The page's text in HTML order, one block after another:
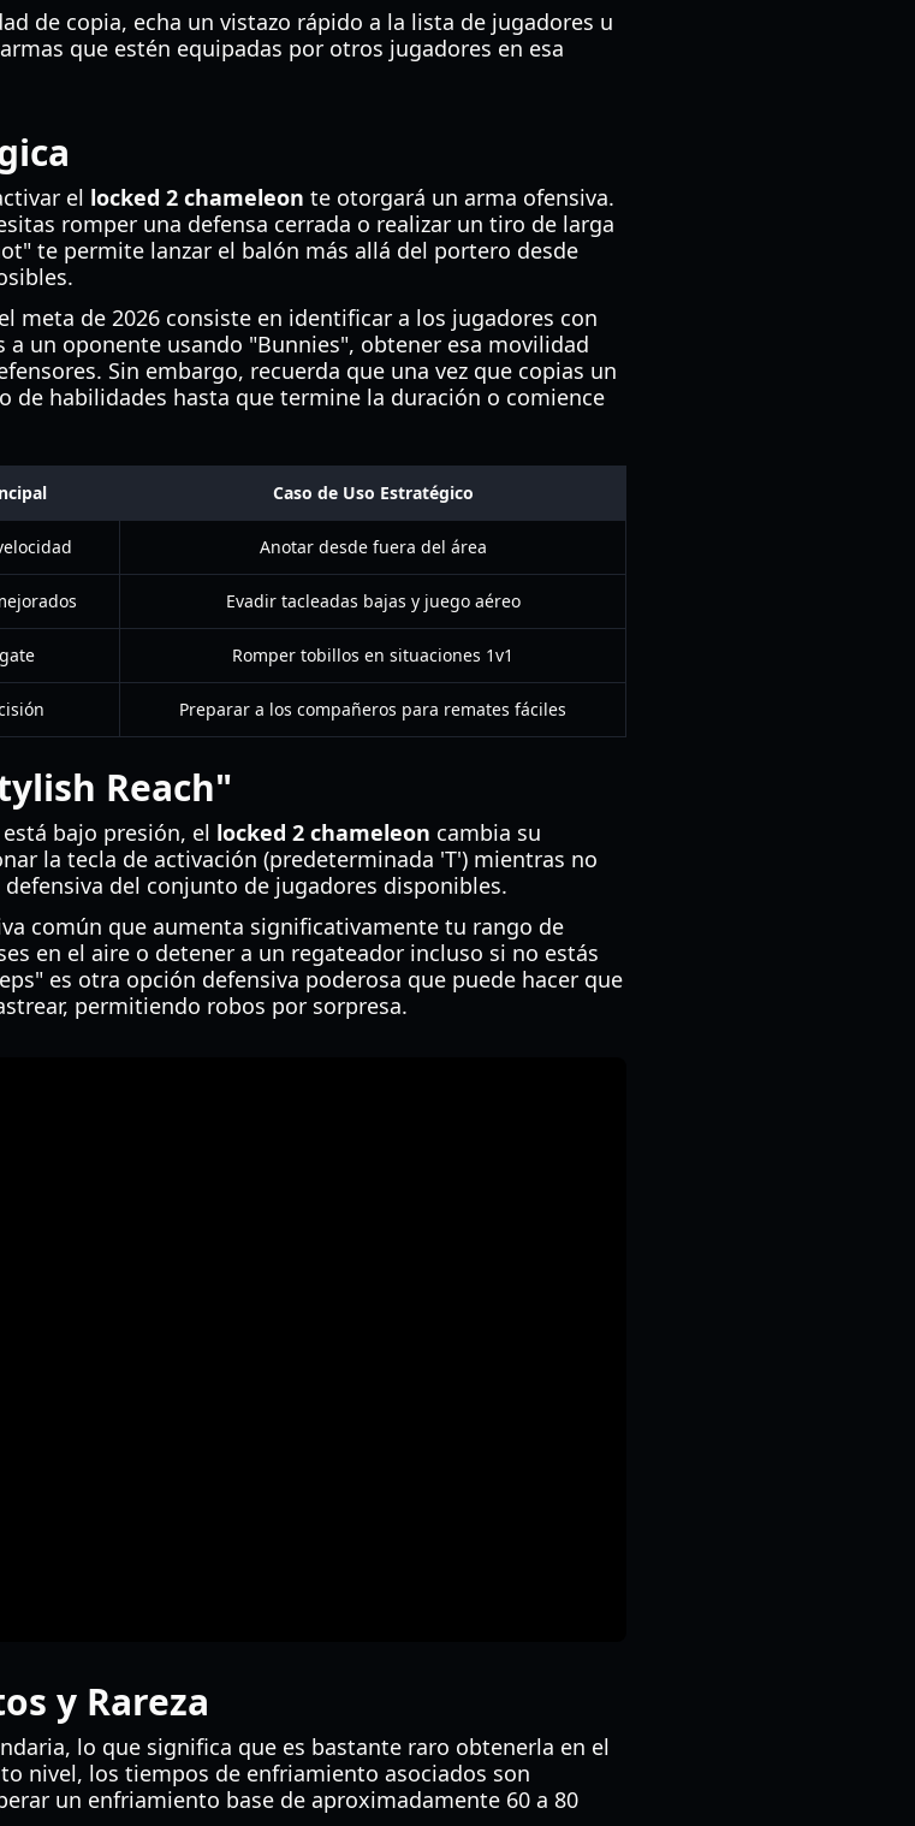
de copia, echa un vistazo rápido a la lista de jugadores u
que estén equipadas por otros jugadores en esa
el locked 2 chameleon te otorgará un arma ofensiva.
romper una defensa cerrada o realizar un tiro de larga
te permite lanzar el balón más allá del portero desde
meta de 2026 consiste en identificar a los jugadores con
a un oponente usando "Bunnies", obtener esa movilidad
Sin embargo, recuerda que una vez que copias un
de habilidades hasta que termine la duración o comience
Caso de Uso Estratégico
Anotar desde fuera del área
Evadir tacleadas bajas y juego aéreo
Romper tobillos en situaciones 1v1
Preparar a los compañeros para remates fáciles
Reach"
bajo presión, el locked 2 chameleon cambia su
la tecla de activación (predeterminada 'T') mientras no
del conjunto de jugadores disponibles.
común que aumenta significativamente tu rango de
en el aire o detener a un regateador incluso si no estás
es otra opción defensiva poderosa que puede hacer que
permitiendo robos por sorpresa.
y Rareza
lo que significa que es bastante raro obtenerla en el
nivel, los tiempos de enfriamiento asociados son
un enfriamiento base de aproximadamente 60 a 80